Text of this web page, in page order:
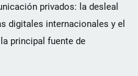
privados: la desleal
digitales internacionales y el
principal fuente de